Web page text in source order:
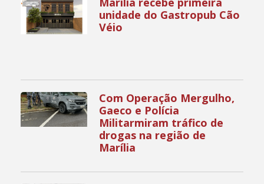
unidade do Gastropub Cão
Véio
Com Operação Mergulho,
Gaeco e Polícia
Militarmiram tráfico de
drogas na região de
Marília